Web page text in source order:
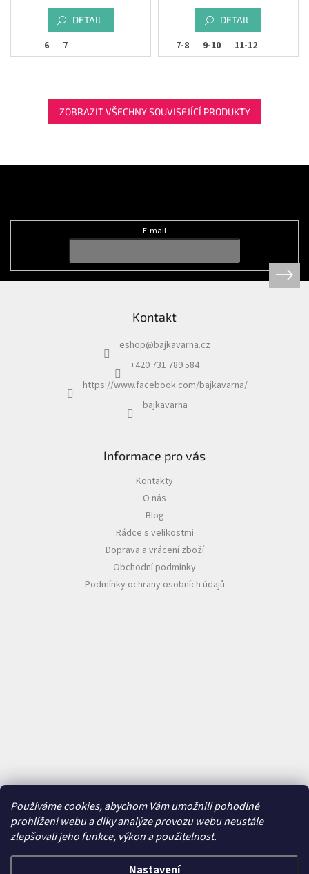
Používáme cookies, abychom Vám umožnili pohodlné
prohlížení webu a díky analýze provozu webu neustále
zlepšovali jeho funkce, výkon a použitelnost.
Nastavení
DETAIL
6 7
DETAIL
7-8 9-10 11-12
ZOBRAZIT VŠECHNY SOUVISEJÍCÍ PRODUKTY
E-mail
Kontakt
eshop@bajkavarna.cz
+420 731 789 584
https://www.facebook.com/bajkavarna/
bajkavarna
Informace pro vás
Kontakty
O nás
Blog
Rádce s velikostmi
Doprava a vrácení zboží
Obchodní podmínky
Podmínky ochrany osobních údajů